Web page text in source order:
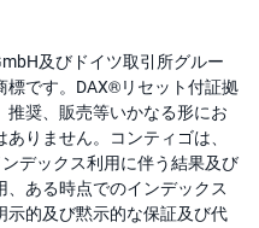
及びドイツ取引所グルー
です。DAX®リセット付証拠
奨、販売等いかなる形にお
りません。コンティゴは、
デックス利用に伴う結果及び
ある時点でのインデックス
的及び黙示的な保証及び代